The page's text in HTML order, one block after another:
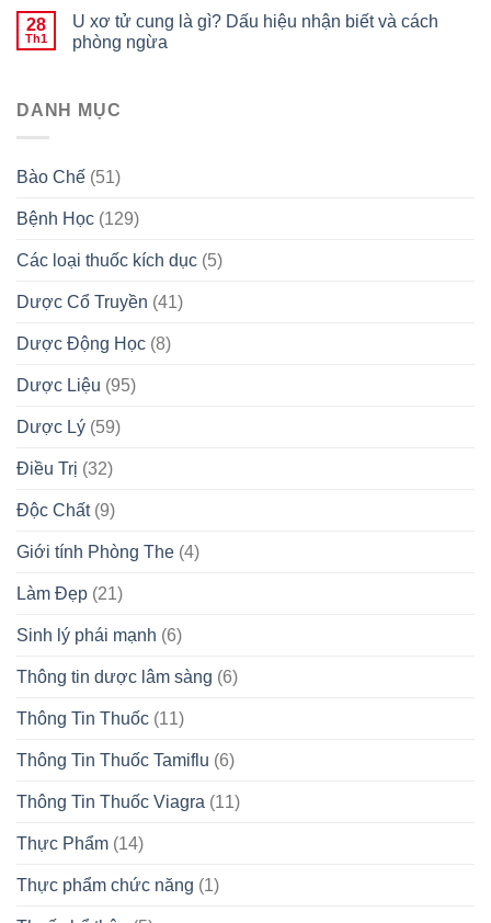
28
Th1
U xơ tử cung là gì? Dấu hiệu nhận biết và cách
phòng ngừa
DANH MỤC
Bào Chế (51)
Bệnh Học (129)
Các loại thuốc kích dục (5)
Dược Cổ Truyền (41)
Dược Động Học (8)
Dược Liệu (95)
Dược Lý (59)
Điều Trị (32)
Độc Chất(9)
Giới tính Phòng The (4)
Làm Đẹp (21)
Sinh lý phái mạnh (6)
Thông tin dược lâm sàng (6)
Thông Tin Thuốc (11)
Thông Tin Thuốc Tamiflu (6)
Thông Tin Thuốc Viagra (11)
Thực Phẩm (14)
Thực phẩm chức năng (1)